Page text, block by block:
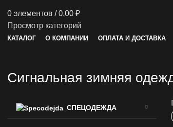
0 элементов / 0,00 ₽
Просмотр категорий
КАТАЛОГ О КОМПАНИИ ОПЛАТА И ДОСТАВКА
Сигнальная зимняя
СПЕЦОДЕЖДА